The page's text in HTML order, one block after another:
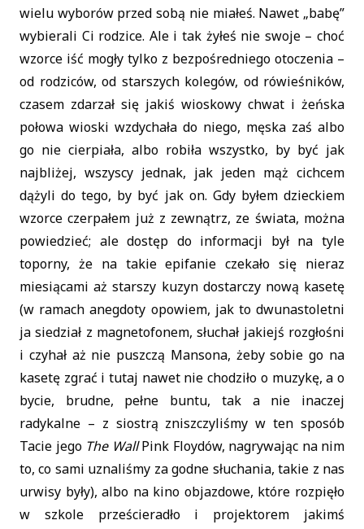
wielu wyborów przed sobą nie miałeś. Nawet „babę”
wybierali Ci rodzice. Ale i tak żyłeś nie swoje – choć
wzorce iść mogły tylko z bezpośredniego otoczenia –
od rodziców, od starszych kolegów, od rówieśników,
czasem zdarzał się jakiś wioskowy chwat i żeńska
połowa wioski wzdychała do niego, męska zaś albo
go nie cierpiała, albo robiła wszystko, by być jak
najbliżej, wszyscy jednak, jak jeden mąż cichcem
dążyli do tego, by być jak on. Gdy byłem dzieckiem
wzorce czerpałem już z zewnątrz, ze świata, można
powiedzieć; ale dostęp do informacji był na tyle
toporny, że na takie epifanie czekało się nieraz
miesiącami aż starszy kuzyn dostarczy nową kasetę
(w ramach anegdoty opowiem, jak to dwunastoletni
ja siedział z magnetofonem, słuchał jakiejś rozgłośni
i czyhał aż nie puszczą Mansona, żeby sobie go na
kasetę zgrać i tutaj nawet nie chodziło o muzykę, a o
bycie, brudne, pełne buntu, tak a nie inaczej
radykalne – z siostrą zniszczyliśmy w ten sposób
Tacie jego The WallPink Floydów, nagrywając na nim
to, co sami uznaliśmy za godne słuchania, takie z nas
urwisy były), albo na kino objazdowe, które rozpięło
w szkole prześcieradło i projektorem jakimś